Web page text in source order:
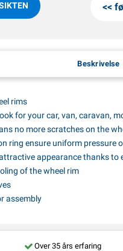
Beskrivelse
rims
for your car, van, caravan,
no more scratches on the
ring ensure uniform pressure
appearance thanks
of the wheel rim
assembly
Over 35 års erfaring